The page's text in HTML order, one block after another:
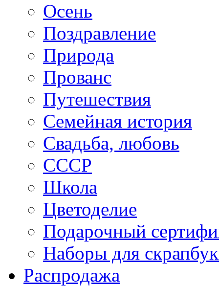
Осень
Поздравление
Природа
Прованс
Путешествия
Семейная история
Свадьба, любовь
СССР
Школа
Цветоделие
Подарочный
Наборы для
Распродажа